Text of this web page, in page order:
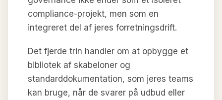
compliance-projekt, men som en
integreret del af jeres forretningsdrift.
Det fjerde trin handler om at opbygge et
bibliotek af skabeloner og
standarddokumentation, som jeres teams
kan bruge, når de svarer på udbud eller